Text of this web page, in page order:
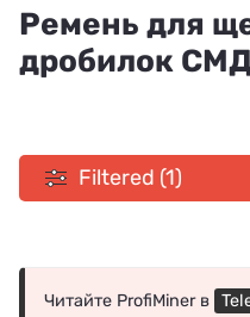
Ремень для
дробилок
Filtered (1)
Читайте ProfiMiner в